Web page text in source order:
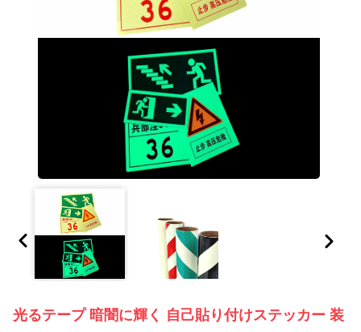
光るテープ 暗闇に輝く 自己貼り付けステッカー 装